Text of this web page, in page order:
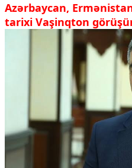
Azərbaycan,
tarixi Vaşinqton